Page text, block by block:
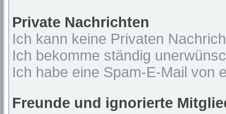
Private Nachrichten
Ich kann keine Privaten
Ich bekomme ständig
Ich habe eine Spam-E-Mail von
Freunde und ignorierte